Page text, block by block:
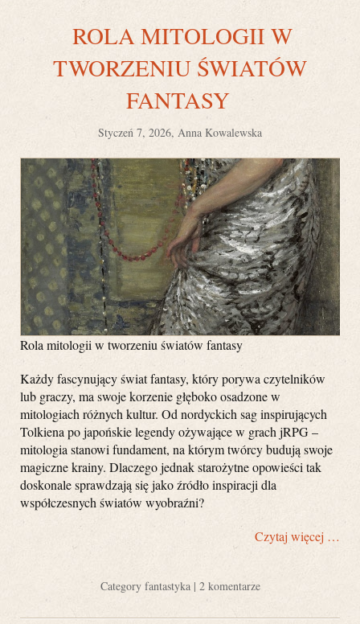
ROLA MITOLOGII W
TWORZENIU ŚWIATÓW
FANTASY
Styczeń 7, 2026, Anna Kowalewska
Rola mitologii w tworzeniu światów fantasy
Każdy fascynujący świat fantasy, który porywa czytelników
lub graczy, ma swoje korzenie głęboko osadzone w
mitologiach różnych kultur. Od nordyckich sag inspirujących
Tolkiena po japońskie legendy ożywające w grach jRPG –
mitologia stanowi fundament, na którym twórcy budują swoje
magiczne krainy. Dlaczego jednak starożytne opowieści tak
doskonale sprawdzają się jako źródło inspiracji dla
współczesnych światów wyobraźni?
Czytaj więcej …
Category fantastyka| 2 komentarze